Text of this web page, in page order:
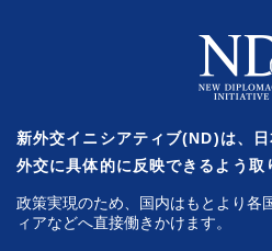
新外交イニシアティブ(ND)は、日
外交に具体的に反映できるよう取
政策実現のため、国内はもとより各
ィアなどへ直接働きかけます。